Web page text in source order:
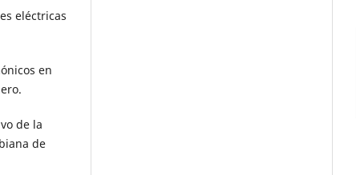
eléctricas
en
de la
de